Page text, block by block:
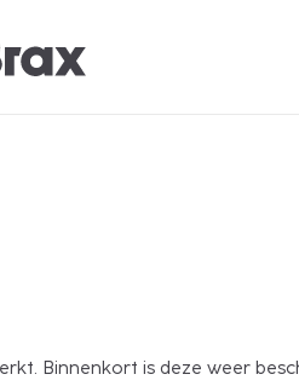
Binnenkort is deze weer